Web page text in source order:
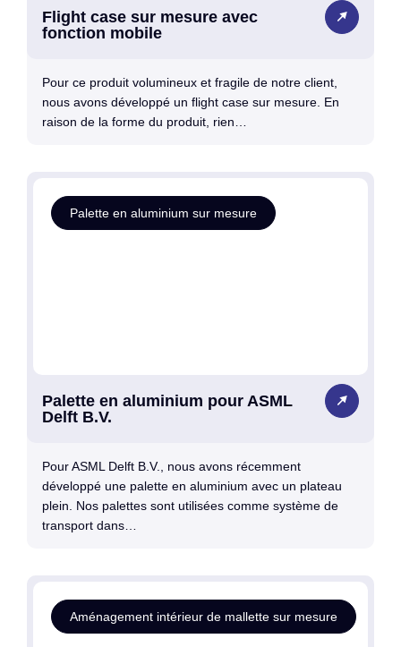
Flight case sur mesure avec
fonction mobile
Pour ce produit volumineux et fragile de notre client,
nous avons développé un flight case sur mesure. En
raison de la forme du produit, rien…
Palette en aluminium sur mesure
Palette en aluminium pour ASML
Delft B.V.
Pour ASML Delft B.V., nous avons récemment
développé une palette en aluminium avec un plateau
plein. Nos palettes sont utilisées comme système de
transport dans…
Aménagement intérieur de mallette sur mesure